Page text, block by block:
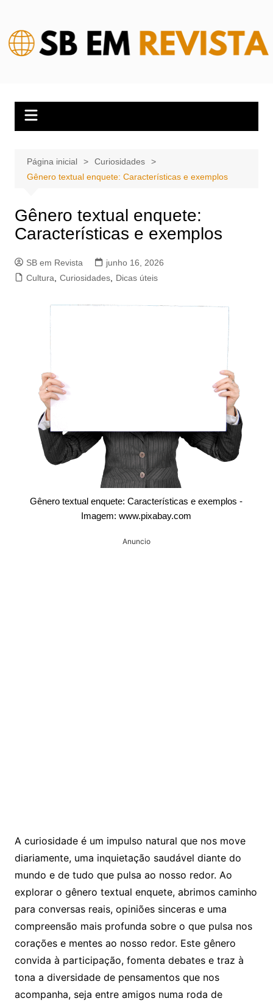
conteúdo
Página inicial
Curiosidades
Gênero textual enquete: Características e exemplos
Gênero textual enquete:
Características e exemplos
SB em Revista
junho 16, 2026
Cultura
Curiosidades, Dicas úteis
Gênero textual enquete: Características e exemplos -
Imagem: www.pixabay.com
Anuncio
A curiosidade é um impulso natural que nos move
diariamente, uma inquietação saudável diante do
mundo e de tudo que pulsa ao nosso redor. Ao
explorar o gênero textual enquete, abrimos caminho
para conversas reais, opiniões sinceras e uma
compreensão mais profunda sobre o que pulsa nos
corações e mentes ao nosso redor. Este gênero
convida à participação, fomenta debates e traz à
tona a diversidade de pensamentos que nos
acompanha, seja entre amigos numa roda de